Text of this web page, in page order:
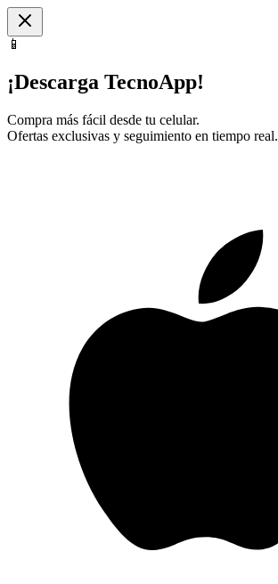
📱
¡Descarga TecnoApp!
Compra más fácil desde tu celular.
Ofertas exclusivas y seguimiento en tiempo real.